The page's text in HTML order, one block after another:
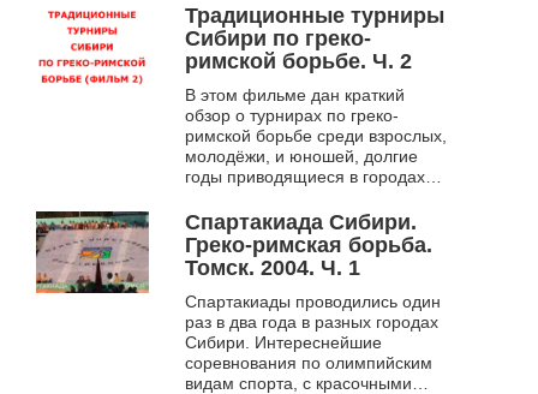
Кемерово, Новокузнецке,
Иркутске...
Традиционные турниры
Сибири по греко-
римской борьбе. Ч. 2
В этом фильме дан краткий
обзор о турнирах по греко-
римской борьбе среди взрослых,
молодёжи, и юношей, долгие
годы приводящиеся в городах
Кемерово, Новокузнецке,
Иркутске...
Спартакиада Сибири.
Греко-римская борьба.
Томск. 2004. Ч. 1
Спартакиады проводились один
раз в два года в разных городах
Сибири. Интереснейшие
соревнования по олимпийским
видам спорта, с красочными